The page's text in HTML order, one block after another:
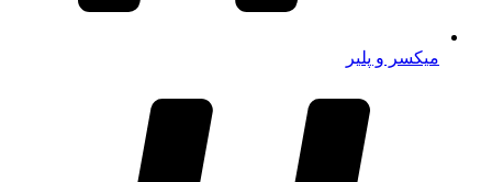
میکسر و پلیر